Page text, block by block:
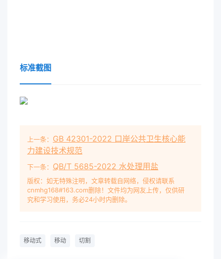
标准截图
上一条： GB 42301-2022 口岸公共卫生核心能
力建设技术规范
下一条： QB/T 5685-2022 水处理用盐
版权：如无特殊注明，文章转载自网络，侵权请联系
cnmhg168#163.com删除！文件均为网友上传，仅供研
究和学习使用，务必24小时内删除。
移动式 移动 切割